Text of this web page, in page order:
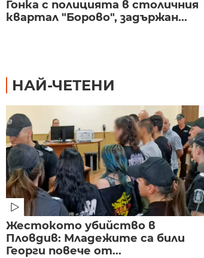
Гонка с полицията в столичния
квартал "Борово", задържан...
НАЙ-ЧЕТЕНИ
Жестокото убийство в
Пловдив: Младежите са били
Георги повече от...